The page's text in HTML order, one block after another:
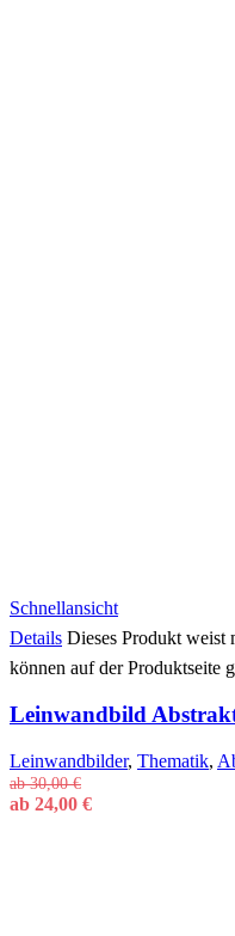
Schnellansicht
Details Dieses Produkt weist
können auf der Produktseite
Leinwandbild
Leinwandbilder, Thematik,
ab30,00€
ab 24,00 €